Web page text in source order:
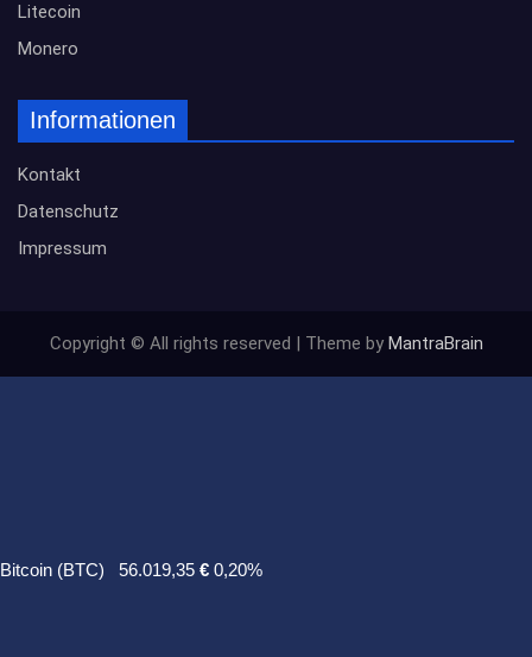
Litecoin
Monero
Informationen
Kontakt
Datenschutz
Impressum
Copyright © All rights reserved | Theme by MantraBrain
Bitcoin (BTC) 56.019,35 € 0,20%